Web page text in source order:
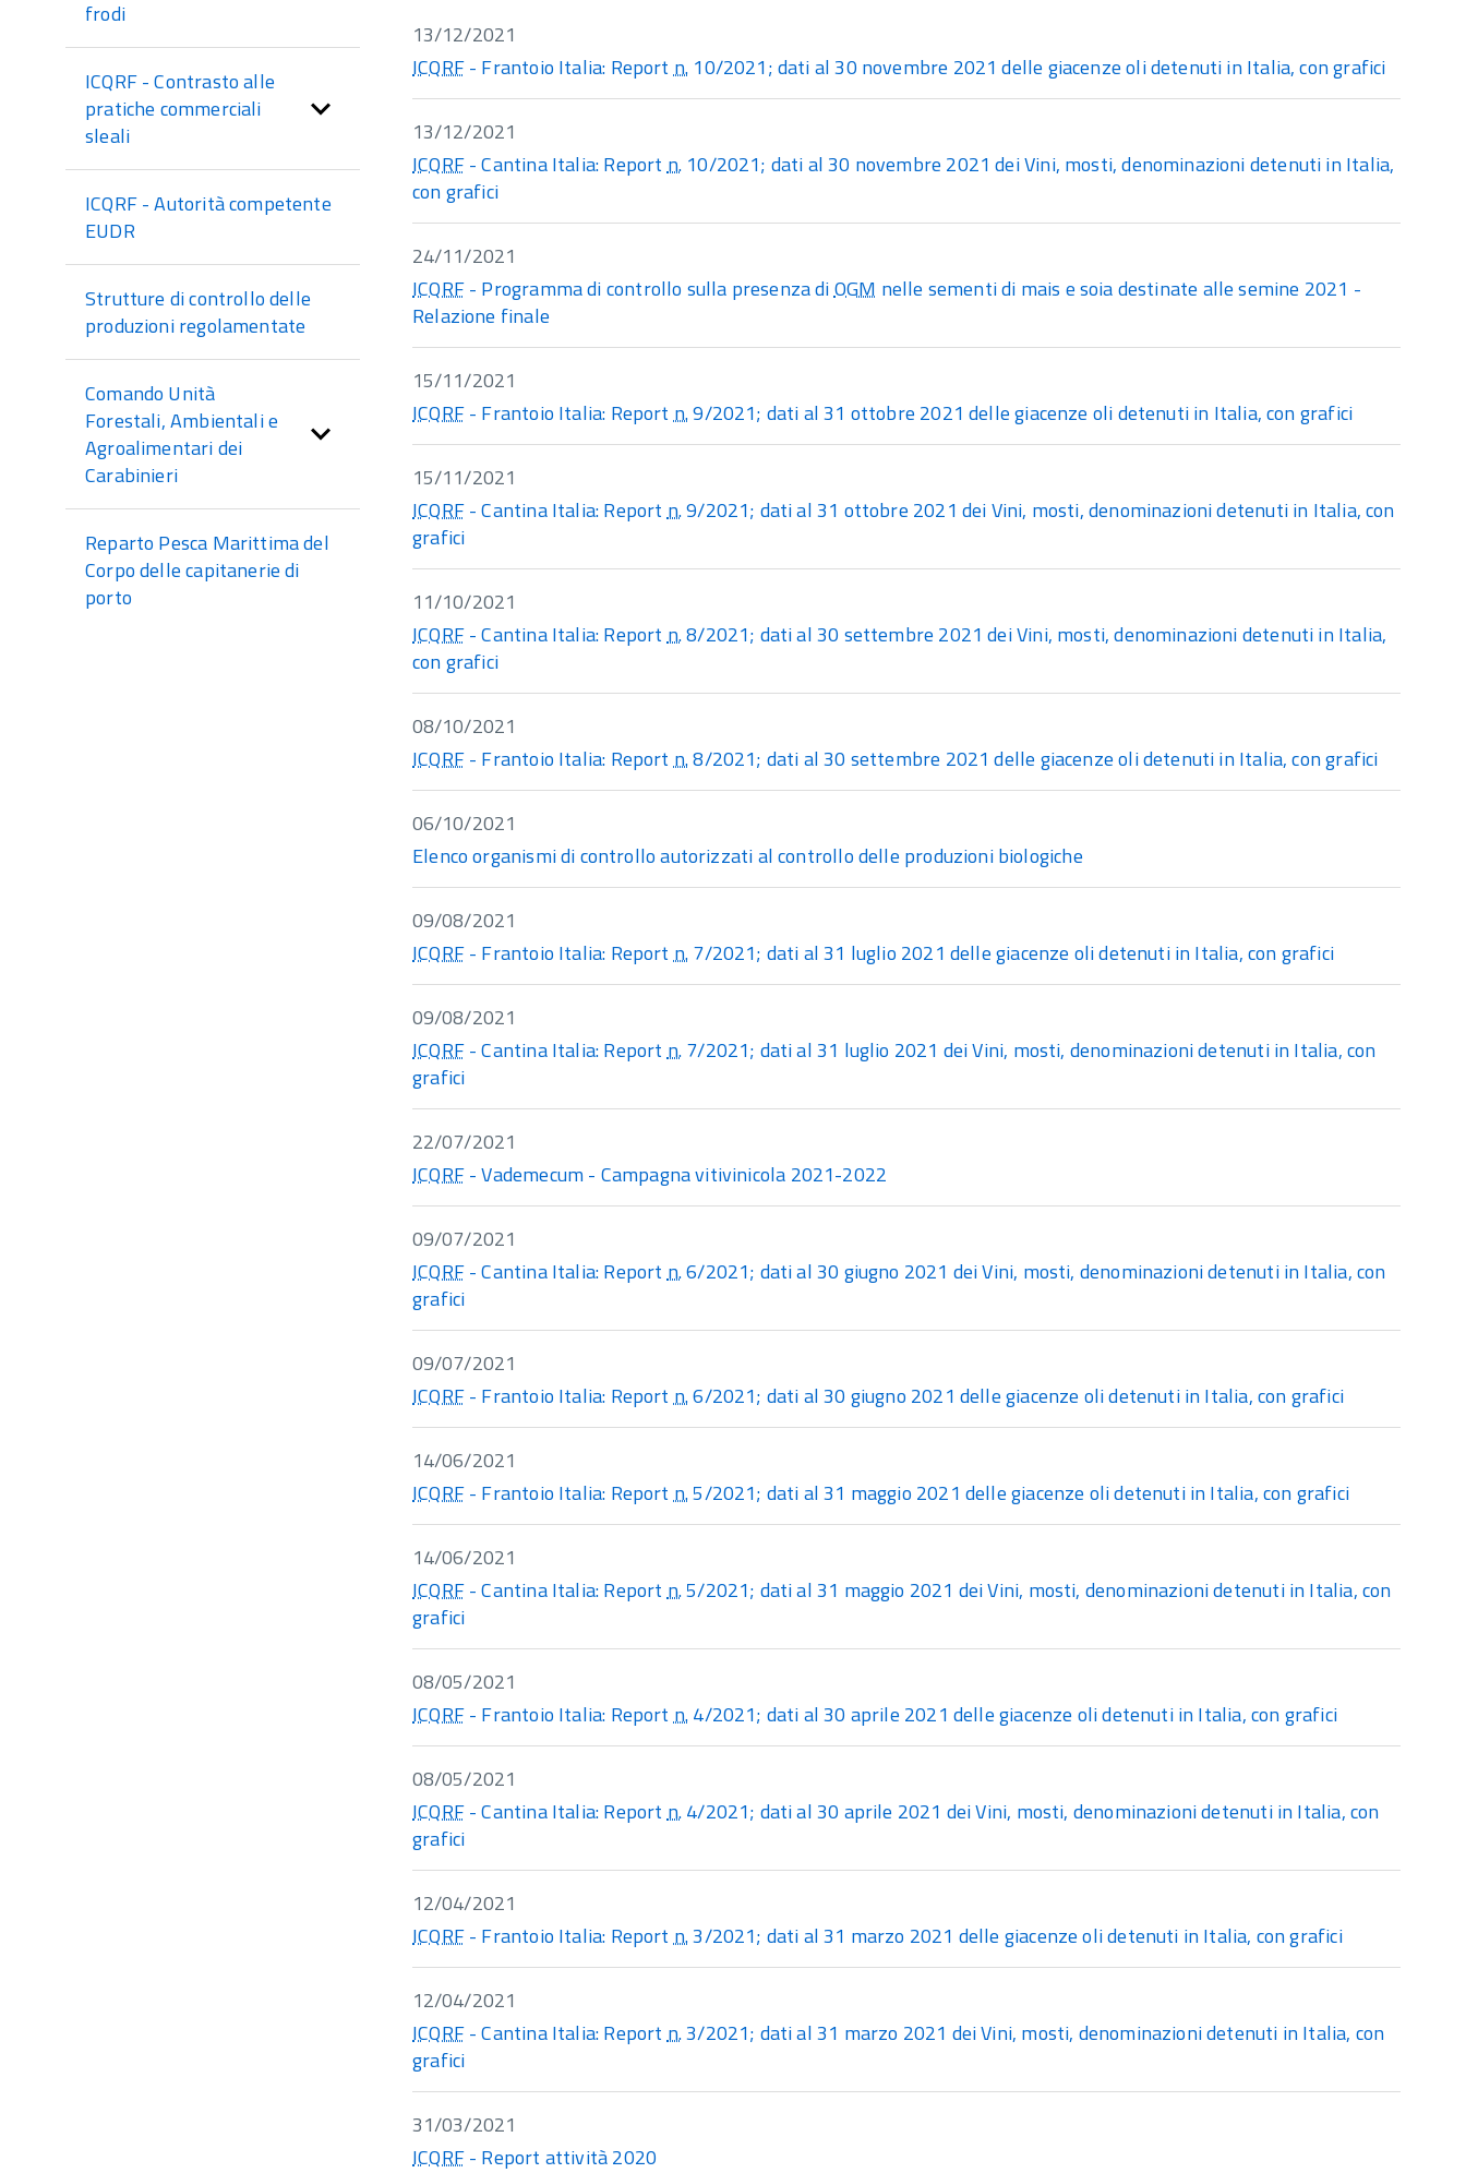
sezione
frodi
ICQRF - Contrasto alle
pratiche commerciali
sleali
ICQRF - Autorità competente
EUDR
Strutture di controllo delle
produzioni regolamentate
Comando Unità
Forestali, Ambientali e
Agroalimentari dei
Carabinieri
Reparto Pesca Marittima del
Corpo delle capitanerie di
porto
13/12/2021
ICQRF- Frantoio Italia: Reportn. 10/2021; dati al 30 novembre 2021 delle giacenze oli detenuti in Italia, con grafici
13/12/2021
ICQRF- Cantina Italia: Reportn.10/2021; dati al 30 novembre 2021 dei Vini, mosti, denominazioni detenuti in Italia,
con grafici
24/11/2021
ICQRF- Programma di controllo sulla presenza diOGM nelle sementi di mais e soia destinate alle semine 2021 -
Relazione finale
15/11/2021
ICQRF- Frantoio Italia: Reportn.9/2021; dati al 31 ottobre 2021 delle giacenze oli detenuti in Italia, con grafici
15/11/2021
ICQRF- Cantina Italia: Reportn.9/2021; dati al 31 ottobre 2021 dei Vini, mosti, denominazioni detenuti in Italia, con
grafici
11/10/2021
ICQRF- Cantina Italia: Reportn.8/2021; dati al 30 settembre 2021 dei Vini, mosti, denominazioni detenuti in Italia,
con grafici
08/10/2021
ICQRF- Frantoio Italia: Reportn.8/2021; dati al 30 settembre 2021 delle giacenze oli detenuti in Italia, con grafici
06/10/2021
Elenco organismi di controllo autorizzati al controllo delle produzioni biologiche
09/08/2021
ICQRF- Frantoio Italia: Reportn.7/2021; dati al 31 luglio 2021 delle giacenze oli detenuti in Italia, con grafici
09/08/2021
ICQRF- Cantina Italia: Reportn.7/2021; dati al 31 luglio 2021 dei Vini, mosti, denominazioni detenuti in Italia, con
grafici
22/07/2021
ICQRF- Vademecum - Campagna vitivinicola 2021-2022
09/07/2021
ICQRF- Cantina Italia: Reportn.6/2021; dati al 30 giugno 2021 dei Vini, mosti, denominazioni detenuti in Italia, con
grafici
09/07/2021
ICQRF- Frantoio Italia: Reportn.6/2021; dati al 30 giugno 2021 delle giacenze oli detenuti in Italia, con grafici
14/06/2021
ICQRF- Frantoio Italia: Reportn.5/2021; dati al 31 maggio 2021 delle giacenze oli detenuti in Italia, con grafici
14/06/2021
ICQRF- Cantina Italia: Reportn.5/2021; dati al 31 maggio 2021 dei Vini, mosti, denominazioni detenuti in Italia, con
grafici
08/05/2021
ICQRF- Frantoio Italia: Reportn.4/2021; dati al 30 aprile 2021 delle giacenze oli detenuti in Italia, con grafici
08/05/2021
ICQRF- Cantina Italia: Reportn.4/2021; dati al 30 aprile 2021 dei Vini, mosti, denominazioni detenuti in Italia, con
grafici
12/04/2021
ICQRF- Frantoio Italia: Reportn.3/2021; dati al 31 marzo 2021 delle giacenze oli detenuti in Italia, con grafici
12/04/2021
ICQRF- Cantina Italia: Reportn.3/2021; dati al 31 marzo 2021 dei Vini, mosti, denominazioni detenuti in Italia, con
grafici
31/03/2021
ICQRF- Report attività 2020